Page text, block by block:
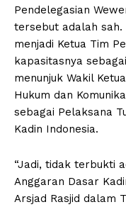
Pendelegasian
tersebut adalah
menjadi Ketua Tim
kapasitasnya
menunjuk Wakil
Hukum dan
sebagai Pelaksana
Kadin Indonesia.
“Jadi, tidak terbukti
Anggaran Dasar
Arsjad Rasjid dalam